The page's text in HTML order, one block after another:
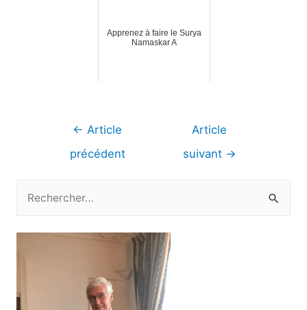
Apprenez à faire le Surya
Namaskar A
Navigation
← Article
précédent
Article
suivant →
c
h
r